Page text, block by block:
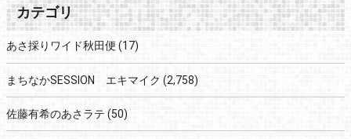
カテゴリ
あさ採りワイド秋田便 (17)
まちなかSESSION エキマイク (2,758)
佐藤有希のあさラテ (50)